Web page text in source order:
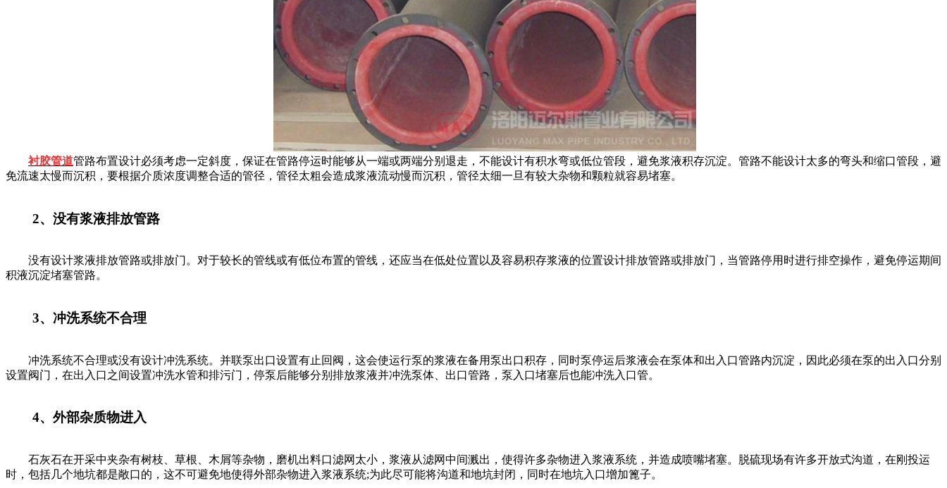
衬胶管道管路布置设计必须考虑一定斜度，保证在管路停运时能够从一端或两端分别退走，不能设计有积水弯或低位管段，避免浆液积存沉淀。管路不能设计太多的弯头和缩口管段，避
免流速太慢而沉积，要根据介质浓度调整合适的管径，管径太粗会造成浆液流动慢而沉积，管径太细一旦有较大杂物和颗粒就容易堵塞。
2、没有浆液排放管路
没有设计浆液排放管路或排放门。对于较长的管线或有低位布置的管线，还应当在低处位置以及容易积存浆液的位置设计排放管路或排放门，当管路停用时进行排空操作，避免停运期间
积液沉淀堵塞管路。
3、冲洗系统不合理
冲洗系统不合理或没有设计冲洗系统。并联泵出口设置有止回阀，这会使运行泵的浆液在备用泵出口积存，同时泵停运后浆液会在泵体和出入口管路内沉淀，因此必须在泵的出入口分别
设置阀门，在出入口之间设置冲洗水管和排污门，停泵后能够分别排放浆液并冲洗泵体、出口管路，泵入口堵塞后也能冲洗入口管。
4、外部杂质物进入
石灰石在开采中夹杂有树枝、草根、木屑等杂物，磨机出料口滤网太小，浆液从滤网中间溅出，使得许多杂物进入浆液系统，并造成喷嘴堵塞。脱硫现场有许多开放式沟道，在刚投运
时，包括几个地坑都是敞口的，这不可避免地使得外部杂物进入浆液系统;为此尽可能将沟道和地坑封闭，同时在地坑入口增加篦子。